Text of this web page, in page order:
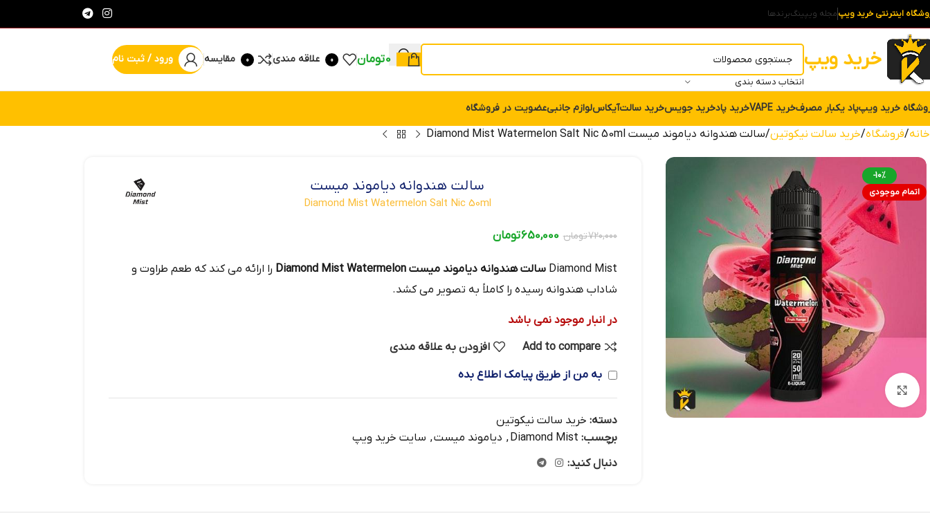
اینترنتی خرید ویپمجله ویپینگبرندها
خرید ویپ
انتخاب دسته بندی
0تومان 0 علاقه مندی 0 مقایسه ورود / ثبت نام
خرید ویپپاد یکبار مصرفخرید VAPE خرید پادخرید جویسخرید سالتآیکاسلوازم جانبیعضویت در فروشگاه
خانه فروشگاه خرید سالت نیکوتین سالت هندوانه دیاموند میست Diamond Mist Watermelon Salt Nic 50ml
-10%
اتمام موجودی
بزرگنمایی تصویر
سالت هندوانه دیاموند میست
Diamond Mist Watermelon Salt Nic 50ml
720,000تومان 650,000تومان
Diamond Mist سالت هندوانه دیاموند میست Diamond Mist Watermelon
را ارائه می کند که طعم طراوت و
شاداب هندوانه رسیده را کاملاً به تصویر می کشد.
در انبار موجود نمی باشد
Add to compare
افزودن به علاقه مندی
به من از طریق پیامک اطلاع بده
دسته: خرید سالت نیکوتین
برچسب: Diamond Mist
, دیاموند میست, سایت خرید ویپ
دنبال کنید: